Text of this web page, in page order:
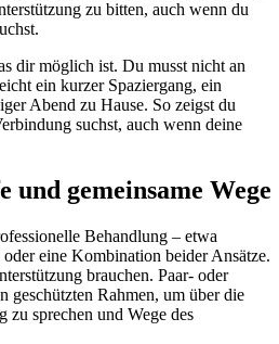
zu bitten, auch wenn du
dir möglich ist. Du musst nicht an
ein kurzer Spaziergang, ein
Abend zu Hause. So zeigst du
suchst, auch wenn deine
und gemeinsame Wege
Behandlung – etwa
eine Kombination beider Ansätze.
brauchen. Paar- oder
geschützten Rahmen, um über die
sprechen und Wege des